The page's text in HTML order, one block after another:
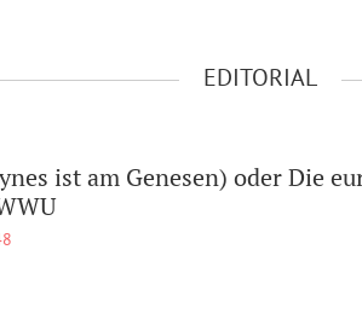
EDITORIAL
ist am Genesen) oder Die